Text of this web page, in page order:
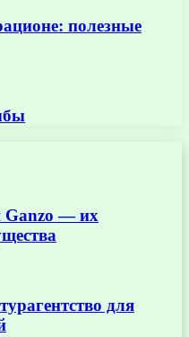
полезные
Ganzo — их
для